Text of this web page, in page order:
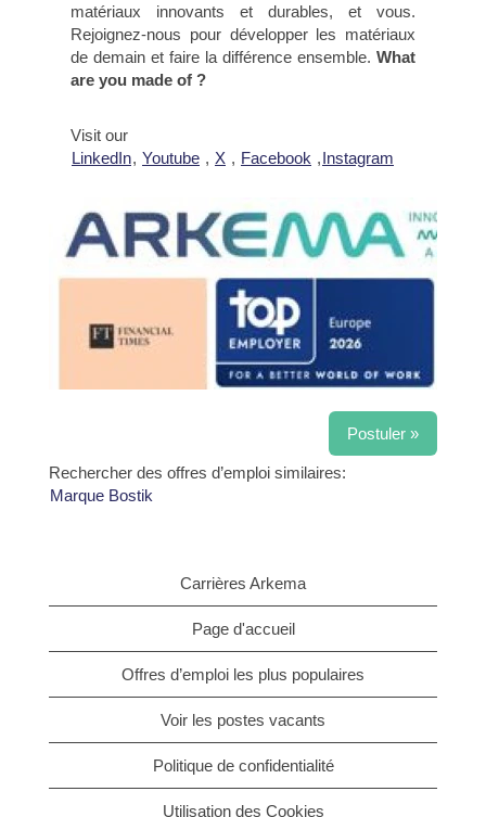
matériaux innovants et durables, et vous.
Rejoignez-nous pour développer les matériaux
de demain et faire la différence ensemble. What
are you made of ?
Visit our
LinkedIn, Youtube , X , Facebook ,Instagram
Postuler »
Rechercher des offres d’emploi similaires:
Marque Bostik
Carrières Arkema
Page d'accueil
Offres d’emploi les plus populaires
Voir les postes vacants
Politique de confidentialité
Utilisation des Cookies